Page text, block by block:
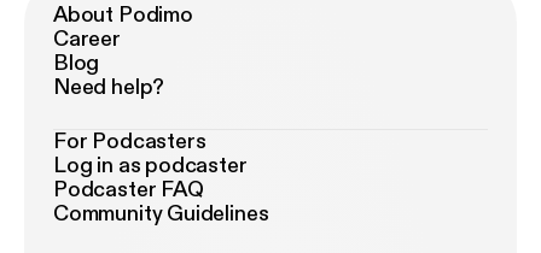
About Podimo
Career
Blog
Need help?
For Podcasters
Log in as podcaster
Podcaster FAQ
Community Guidelines